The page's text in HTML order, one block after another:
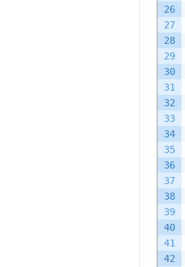
26
27
28
29
30
31
32
33
34
35
36
37
38
39
40
41
42